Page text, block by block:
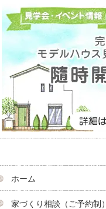
ホーム
家づくり相談（ご予約制）